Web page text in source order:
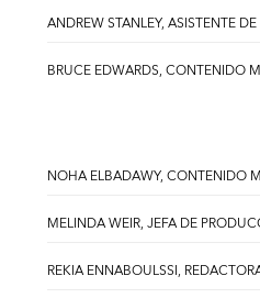
ANDREW STANLEY, ASISTENTE
BRUCE EDWARDS, CONTENIDO
NOHA ELBADAWY, CONTENIDO
MELINDA WEIR, JEFA DE
REKIA ENNABOULSSI,